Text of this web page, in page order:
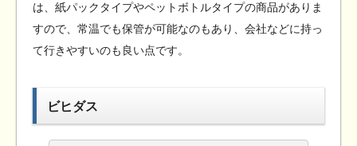
は、紙パックタイプやペットボトルタイプの商品がありま
すので、常温でも保管が可能なのもあり、会社などに持っ
て行きやすいのも良い点です。
ビヒダス